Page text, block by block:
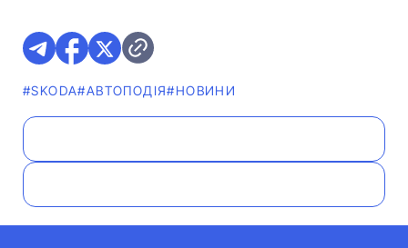
#SKODA#АВТОПОДІЯ#НОВИНИ